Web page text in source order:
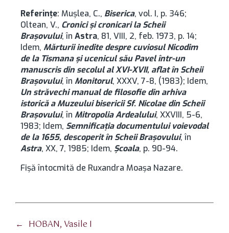
Referinţe: Muşlea, C., Biserica, vol. I, p. 346;
Oltean, V., Cronici şi cronicari la Scheii
Brașovului, în Astra, 81, VIII, 2, feb. 1973, p. 14;
Idem, Mărturii inedite despre cuviosul Nicodim
de la Tismana şi ucenicul său Pavel într-un
manuscris din secolul al XVI-XVII, aflat în Scheii
Brașovului, în Monitorul, XXXV, 7-8, (1983); Idem,
Un străvechi manual de filosofie din arhiva
istorică a Muzeului bisericii Sf. Nicolae din Scheii
Brașovului, în Mitropolia Ardealului, XXVIII, 5-6,
1983; Idem, Semnificaţia documentului voievodal
de la 1655, descoperit în Scheii Brașovului, în
Astra, XX, 7, 1985; Idem, Şcoala, p. 90-94.
Fișă întocmită de Ruxandra Moașa Nazare.
← HOBAN, Vasile I